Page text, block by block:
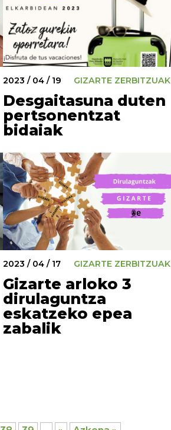
2023 / 04 / 19 GIZARTE ZERBITZUAK
Desgaitasuna duten
pertsonentzat
bidaiak
2023 / 04 / 17 GIZARTE ZERBITZUAK
Gizarte arloko 3
dirulaguntza
eskatzeko epea
zabalik